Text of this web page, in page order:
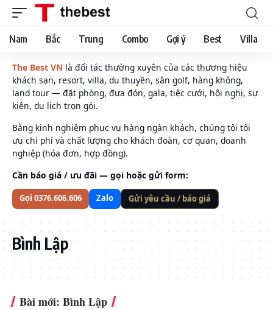
Nam Bắc Trung Combo Gợi ý Best Villa
The Best VN là đối tác thường xuyên của các thương hiệu
khách sạn, resort, villa, du thuyền, sân golf, hàng không,
land tour — đặt phòng, đưa đón, gala, tiệc cưới, hội nghị, sự
kiện, du lịch trọn gói.
Bằng kinh nghiệm phục vụ hàng ngàn khách, chúng tôi tối
ưu chi phí và chất lượng cho khách đoàn, cơ quan, doanh
nghiệp (hóa đơn, hợp đồng).
Cần báo giá / ưu đãi — gọi hoặc gửi form:
Gọi 0376.606.606 Zalo Gửi yêu cầu / báo giá
Bình Lập
Bài mới: Bình Lập